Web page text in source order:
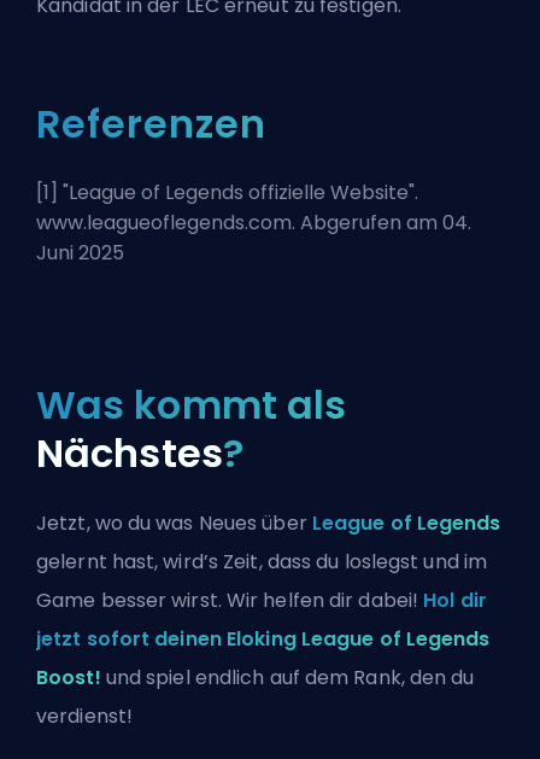
Referenzen
[1] "League of Legends offizielle Website".
www.leagueoflegends.com. Abgerufen am 04.
Juni 2025
Was kommt als
Nächstes?
Jetzt, wo du was Neues über League of Legends
gelernt hast, wird’s Zeit, dass du loslegst und im
Game besser wirst. Wir helfen dir dabei! Hol dir
jetzt sofort deinen Eloking League of Legends
Boost! und spiel endlich auf dem Rank, den du
verdienst!